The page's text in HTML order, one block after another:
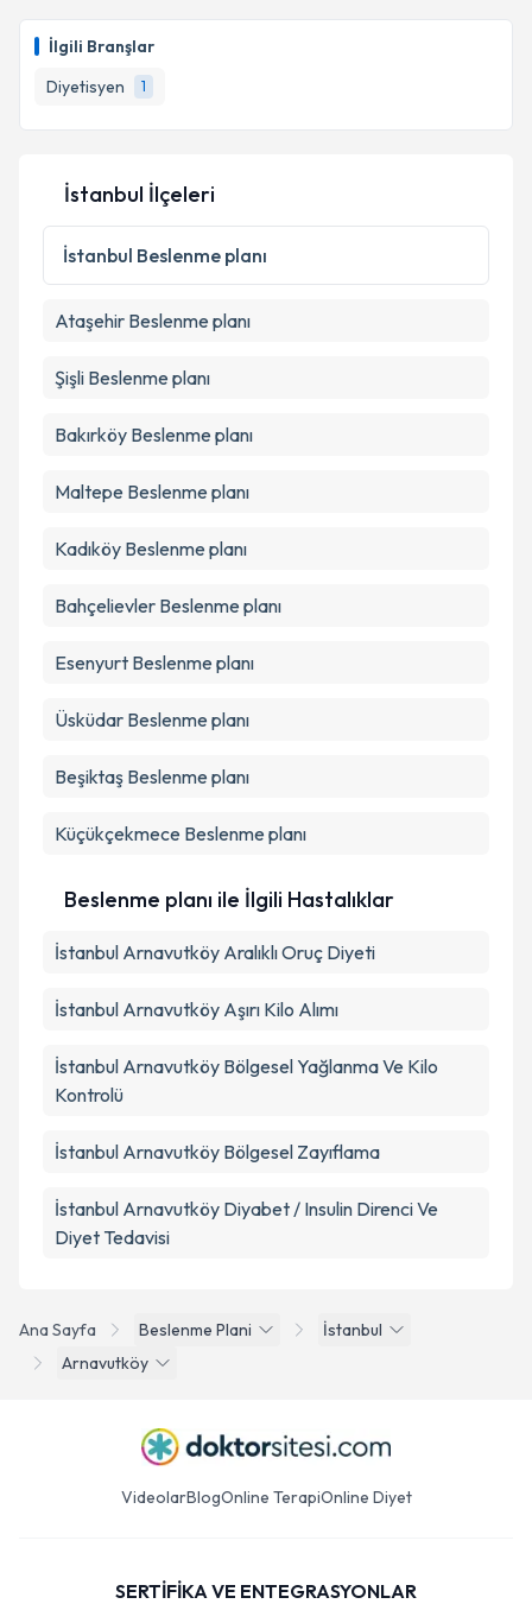
İlgili Branşlar
Diyetisyen
1
Ana Sayfa Beslenme Plani
İstanbul
Arnavutköy
İstanbul İlçeleri
İstanbul Beslenme planı
Ataşehir Beslenme planı
Şişli Beslenme planı
Bakırköy Beslenme planı
Maltepe Beslenme planı
Kadıköy Beslenme planı
Bahçelievler Beslenme planı
Esenyurt Beslenme planı
Üsküdar Beslenme planı
Beşiktaş Beslenme planı
Küçükçekmece Beslenme planı
Beslenme planı ile İlgili Hastalıklar
İstanbul Arnavutköy Aralıklı Oruç Diyeti
İstanbul Arnavutköy Aşırı Kilo Alımı
İstanbul Arnavutköy Bölgesel Yağlanma Ve Kilo
Kontrolü
İstanbul Arnavutköy Bölgesel Zayıflama
İstanbul Arnavutköy Diyabet / Insulin Direnci Ve
Diyet Tedavisi
VideolarBlogOnline TerapiOnline Diyet
SERTİFİKA VE ENTEGRASYONLAR